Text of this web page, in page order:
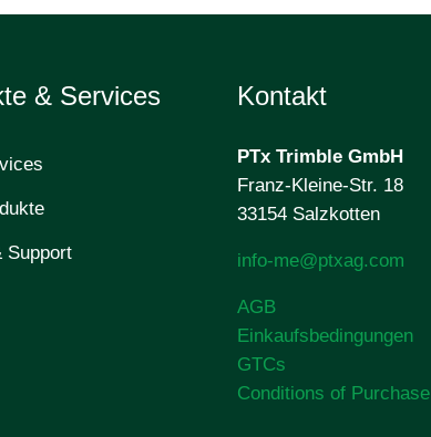
& Services
Support
Kontakt
PTx TrimbleGmbH
Franz-Kleine-Str. 18
33154 Salzkotten
info-me@ptxag.com
AGB
Einkaufsbedingungen
GTCs
Conditions of Purchase